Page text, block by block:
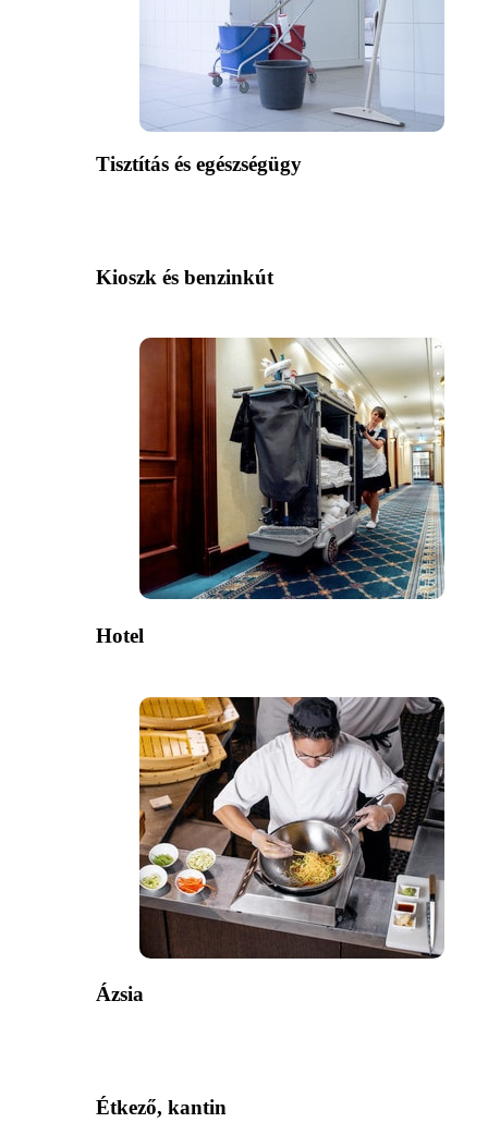
Tisztítás és egészségügy
Kioszk és benzinkút
Hotel
Ázsia
Étkező, kantin